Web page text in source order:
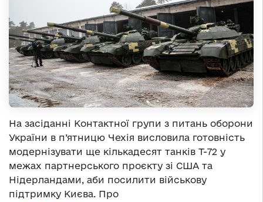
На засіданні Контактної групи з питань оборони
України в п’ятницю Чехія висловила готовність
модернізувати ще кількадесят танків Т-72 у
межах партнерського проєкту зі США та
Нідерландами, аби посилити військову
підтримку Києва. Про